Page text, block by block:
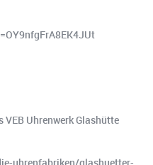
VEB Uhrenwerk Glashütte